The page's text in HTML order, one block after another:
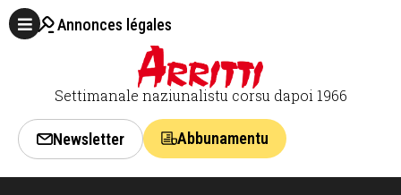
Annonces légales
Settimanale naziunalistu corsu dapoi 1966
Newsletter Abbunamentu